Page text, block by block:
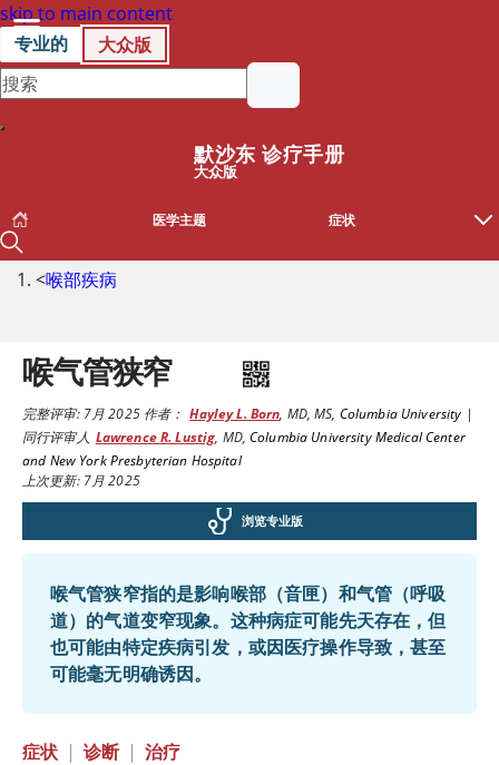
skip to main content
专业的
大众版
默沙东 诊疗手册
大众版
医学主题 症状
<喉部疾病
喉气管狭窄
完整评审:7月 2025作者： Hayley L. Born, MD, MS, Columbia University |
同行评审人 Lawrence R. Lustig, MD,Columbia University Medical Center
and New York Presbyterian Hospital
上次更新: 7月 2025
浏览专业版
喉气管狭窄指的是影响喉部（音匣）和气管（呼吸
道）的气道变窄现象。这种病症可能先天存在，但
也可能由特定疾病引发，或因医疗操作导致，甚至
可能毫无明确诱因。
症状 | 诊断 | 治疗